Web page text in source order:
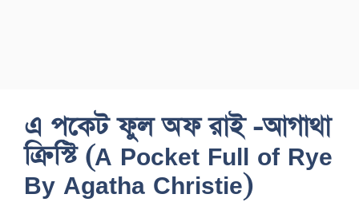
এ পকেট ফুল অফ রাই -আগাথা
ক্রিস্টি (A Pocket Full of Rye
By Agatha Christie)